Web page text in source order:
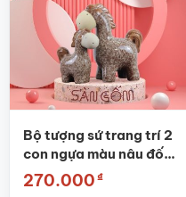
Bộ tượng sứ trang trí 2
con ngựa màu nâu đốm
SG-TT05
270.000 ₫